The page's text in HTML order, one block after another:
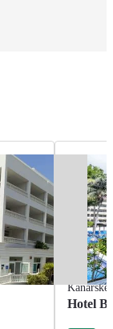
Kanárské
Hotel